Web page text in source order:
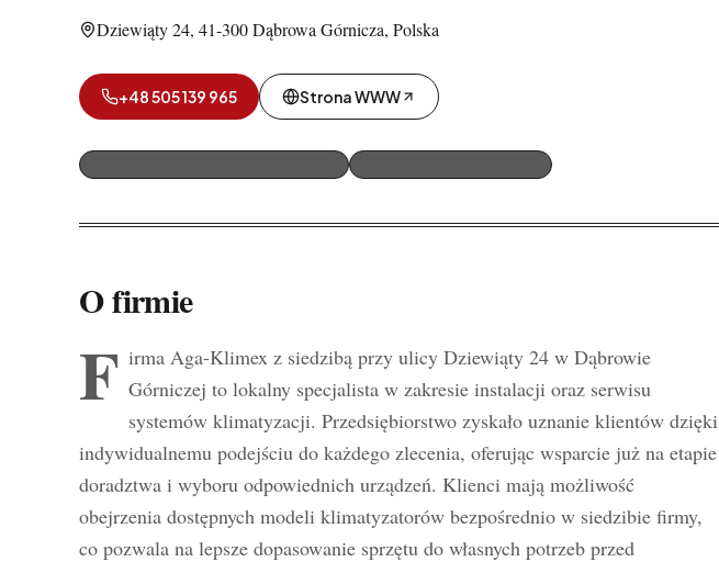
Dziewiąty 24, 41-300 Dąbrowa Górnicza, Polska
+48 505 139 965 Strona WWW
O firmie
F irma Aga-Klimex z siedzibą przy ulicy Dziewiąty 24 w Dąbrowie
Górniczej to lokalny specjalista w zakresie instalacji oraz serwisu
systemów klimatyzacji. Przedsiębiorstwo zyskało uznanie klientów dzięki
indywidualnemu podejściu do każdego zlecenia, oferując wsparcie już na etapie
doradztwa i wyboru odpowiednich urządzeń. Klienci mają możliwość
obejrzenia dostępnych modeli klimatyzatorów bezpośrednio w siedzibie firmy,
co pozwala na lepsze dopasowanie sprzętu do własnych potrzeb przed